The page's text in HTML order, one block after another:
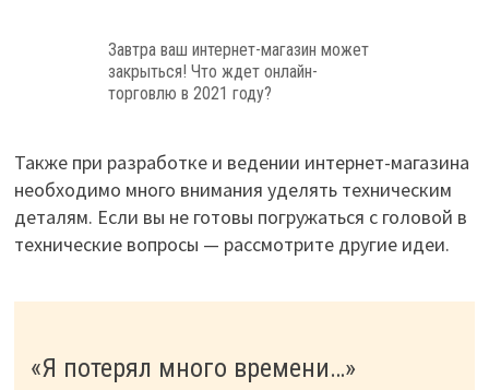
Завтра ваш интернет-магазин может
закрыться! Что ждет онлайн-
торговлю в 2021 году?
Также при разработке и ведении интернет-магазина
необходимо много внимания уделять техническим
деталям. Если вы не готовы погружаться с головой в
технические вопросы — рассмотрите другие идеи.
«Я потерял много времени…»